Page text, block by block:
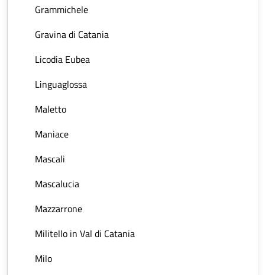
Grammichele
Gravina di Catania
Licodia Eubea
Linguaglossa
Maletto
Maniace
Mascali
Mascalucia
Mazzarrone
Militello in Val di Catania
Milo